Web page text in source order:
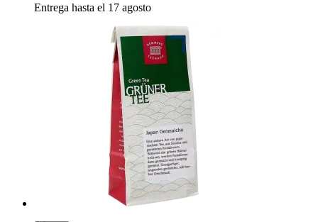
Entrega hasta el 17 agosto